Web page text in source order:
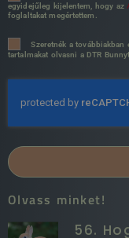
egyidejűleg kijelentem, hogy az
foglaltakat megértettem.
Szeretnék a
tartalmakat olvasni a DTR
Olvass minket!
56.